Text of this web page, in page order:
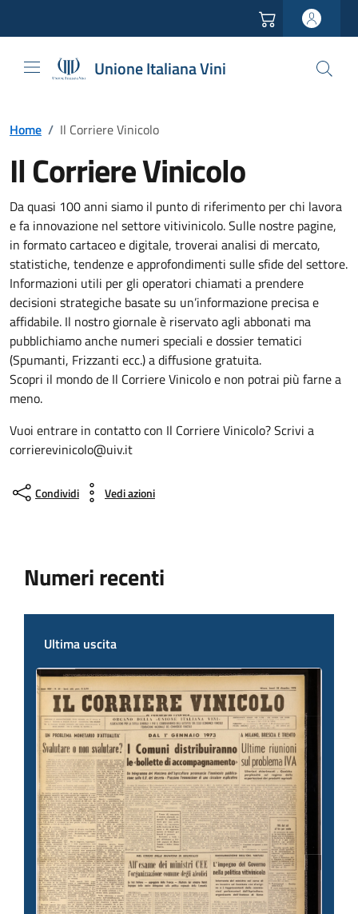
Unione Italiana Vini
Home / Il Corriere Vinicolo
Il Corriere Vinicolo
Da quasi 100 anni siamo il punto di riferimento per chi lavora
e fa innovazione nel settore vitivinicolo. Sulle nostre pagine,
in formato cartaceo e digitale, troverai analisi di mercato,
statistiche, tendenze e approfondimenti sulle sfide del settore.
Informazioni utili per gli operatori chiamati a prendere
decisioni strategiche basate su un’informazione precisa e
affidabile. Il nostro giornale è riservato agli abbonati ma
pubblichiamo anche numeri speciali e dossier tematici
(Spumanti, Frizzanti ecc.) a diffusione gratuita.
Scopri il mondo de Il Corriere Vinicolo e non potrai più farne a
meno.
Vuoi entrare in contatto con Il Corriere Vinicolo? Scrivi a
corrierevinicolo@uiv.it
Condividi Vedi azioni
Numeri recenti
Ultima uscita